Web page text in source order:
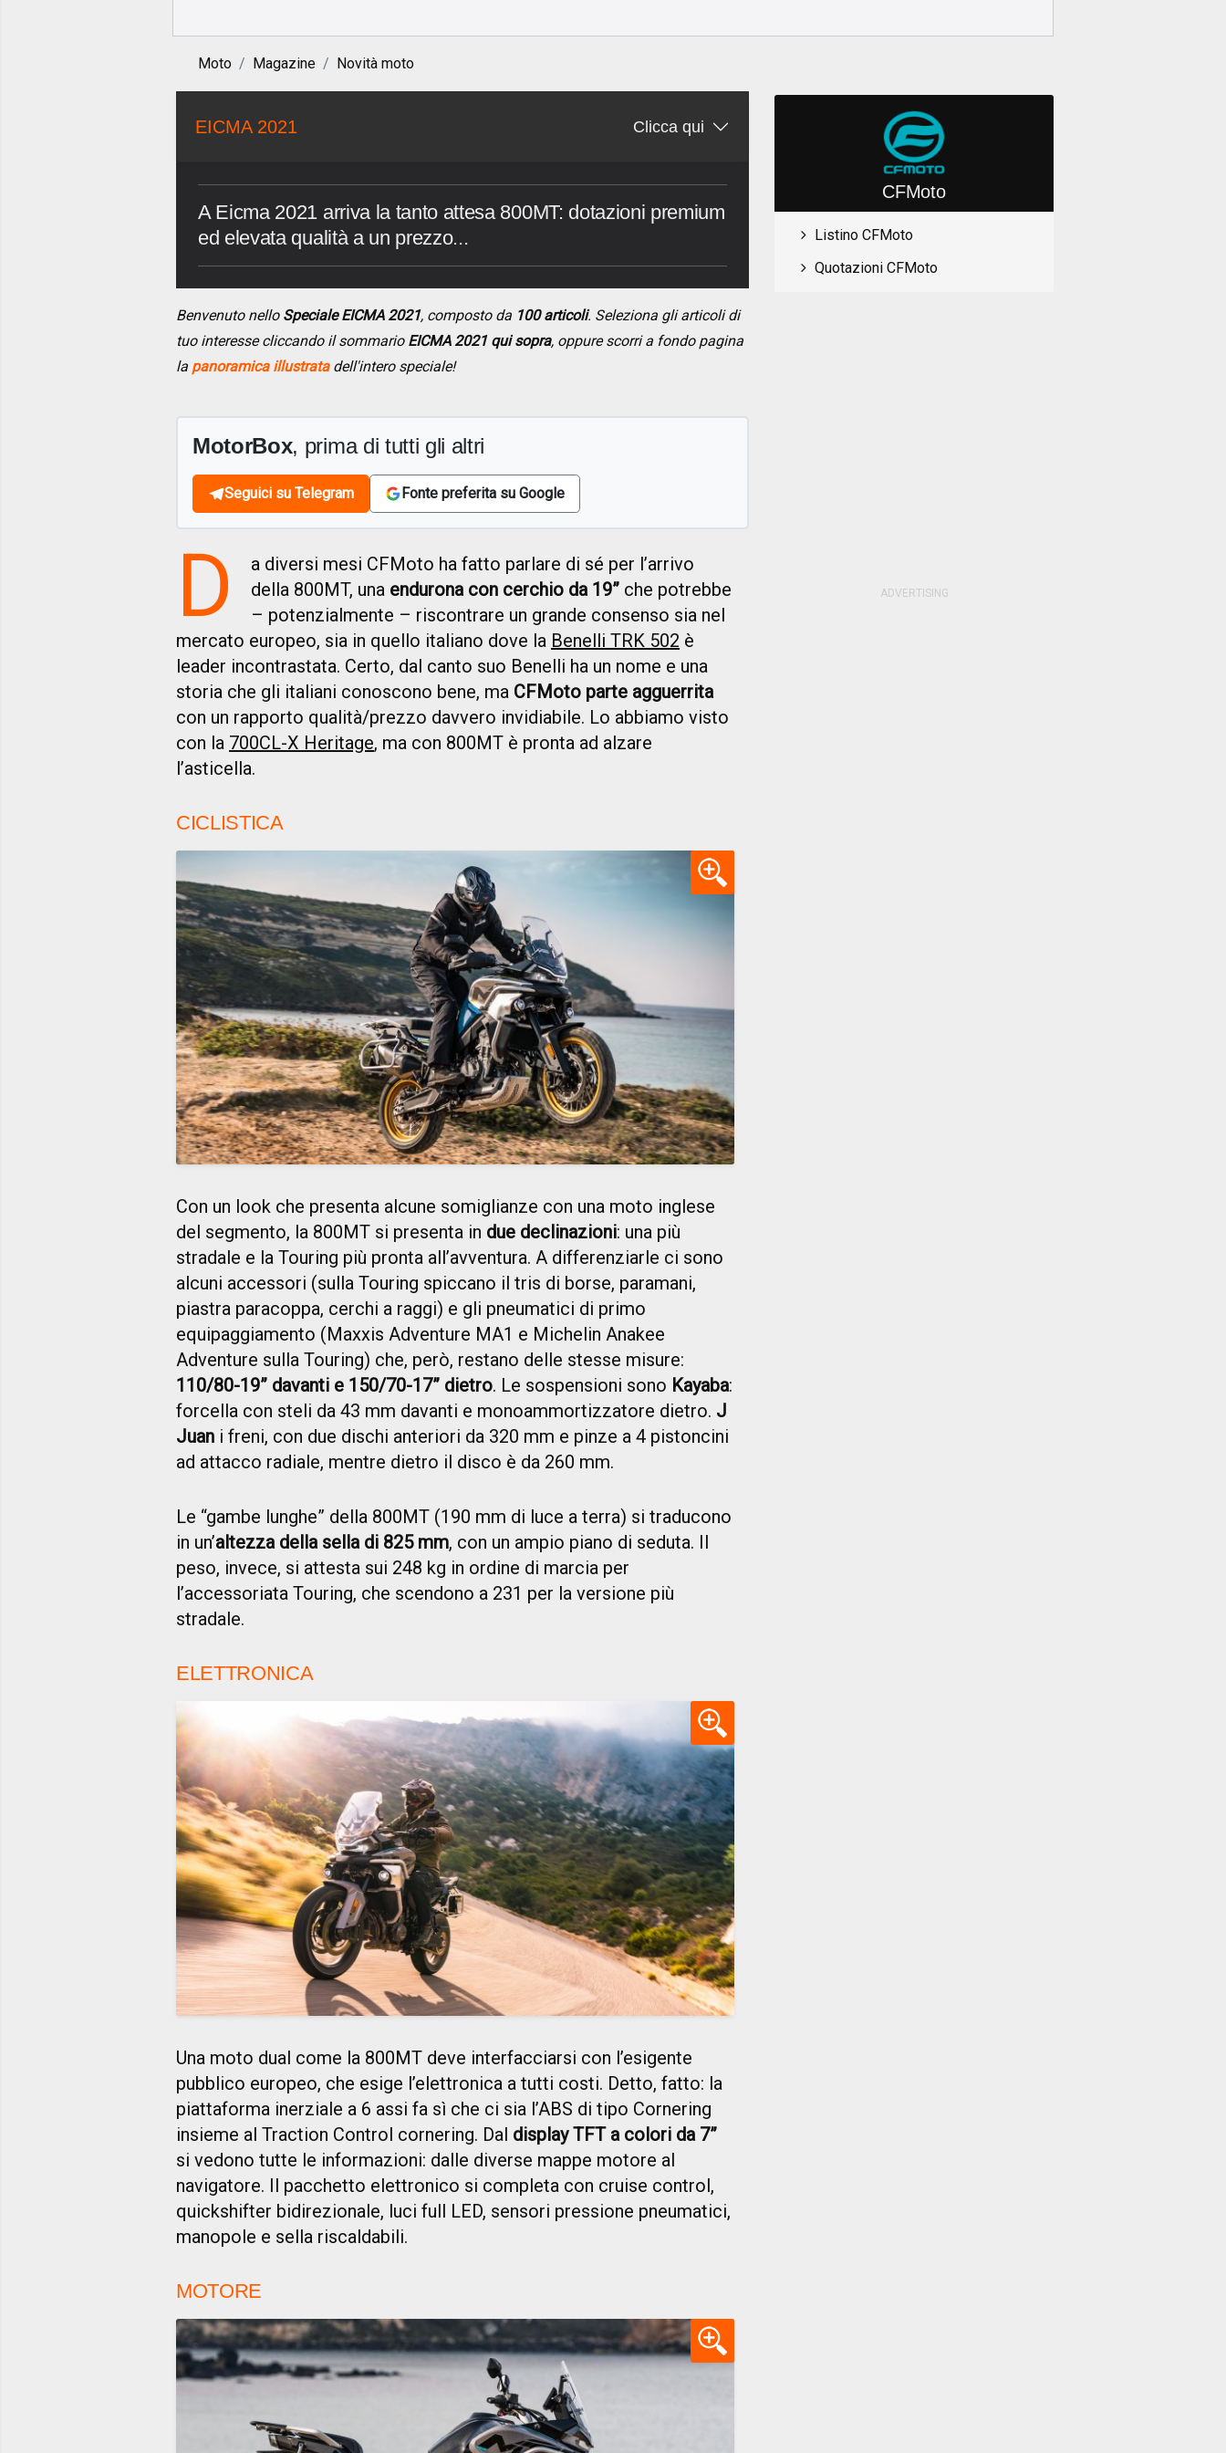
Moto Magazine Novità moto
EICMA 2021 Clicca qui
A Eicma 2021 arriva la tanto attesa 800MT: dotazioni premium
ed elevata qualità a un prezzo...
Benvenuto nello Speciale EICMA 2021, composto da 100 articoli. Seleziona gli articoli di
tuo interesse cliccando il sommario EICMA 2021 qui sopra, oppure scorri a fondo pagina
la panoramica illustratadell'intero speciale!
MotorBox, prima di tutti gli altri
Seguici su Telegram Fonte preferita su Google
D
a diversi mesi CFMoto ha fatto parlare di sé per l’arrivo
della 800MT, una endurona con cerchio da 19” che potrebbe
– potenzialmente – riscontrare un grande consenso sia nel
mercato europeo, sia in quello italiano dove la Benelli TRK 502 è
leader incontrastata. Certo, dal canto suo Benelli ha un nome e una
storia che gli italiani conoscono bene, ma CFMoto parte agguerrita
con un rapporto qualità/prezzo davvero invidiabile. Lo abbiamo visto
con la 700CL-X Heritage, ma con 800MT è pronta ad alzare
l’asticella.
CICLISTICA
Con un look che presenta alcune somiglianze con una moto inglese
del segmento, la 800MT si presenta in due declinazioni: una più
stradale e la Touring più pronta all’avventura. A differenziarle ci sono
alcuni accessori (sulla Touring spiccano il tris di borse, paramani,
piastra paracoppa, cerchi a raggi) e gli pneumatici di primo
equipaggiamento (Maxxis Adventure MA1 e Michelin Anakee
Adventure sulla Touring) che, però, restano delle stesse misure:
110/80-19” davanti e 150/70-17” dietro. Le sospensioni sono Kayaba:
forcella con steli da 43 mm davanti e monoammortizzatore dietro. J
Juan i freni, con due dischi anteriori da 320 mm e pinze a 4 pistoncini
ad attacco radiale, mentre dietro il disco è da 260 mm.
Le “gambe lunghe” della 800MT (190 mm di luce a terra) si traducono
in un’altezza della sella di 825 mm, con un ampio piano di seduta. Il
peso, invece, si attesta sui 248 kg in ordine di marcia per
l’accessoriata Touring, che scendono a 231 per la versione più
stradale.
ELETTRONICA
Una moto dual come la 800MT deve interfacciarsi con l’esigente
pubblico europeo, che esige l’elettronica a tutti costi. Detto, fatto: la
piattaforma inerziale a 6 assi fa sì che ci sia l’ABS di tipo Cornering
insieme al Traction Control cornering. Dal display TFT a colori da 7”
si vedono tutte le informazioni: dalle diverse mappe motore al
navigatore. Il pacchetto elettronico si completa con cruise control,
quickshifter bidirezionale, luci full LED, sensori pressione pneumatici,
manopole e sella riscaldabili.
MOTORE
CFMoto
Listino CFMoto
Quotazioni CFMoto